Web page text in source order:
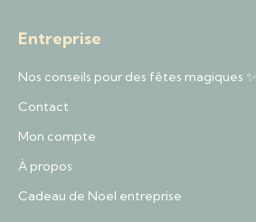
Entreprise
Nos conseils pour des fêtes magiques ✨
Contact
Mon compte
À propos
Cadeau de Noel entreprise